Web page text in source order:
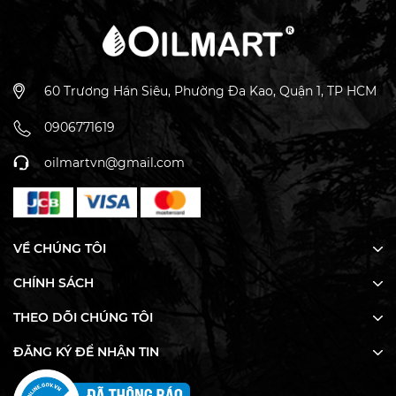
spa, giúp tăng cường hiệu quả thư giãn và chăm sóc
Phù hợp với mọi loại da : Dầu massage Oilmart -
Lavender Almond có thành phần dịu nhẹ, phù hợp cho
mọi loại da, kể cả da nhạy cảm.
Không chứa hóa chất gây hại: Sản phẩm được chiết
xuất từ thiên nhiên, không chứa hóa chất độc hại, an
toàn cho sức khỏe người sử dụng.
60 Trương Hán Siêu, Phường Đa Kao, Quận 1, TP HCM
0906771619
oilmartvn@gmail.com
VỀ CHÚNG TÔI
CHÍNH SÁCH
THEO DÕI CHÚNG TÔI
ĐĂNG KÝ ĐỂ NHẬN TIN